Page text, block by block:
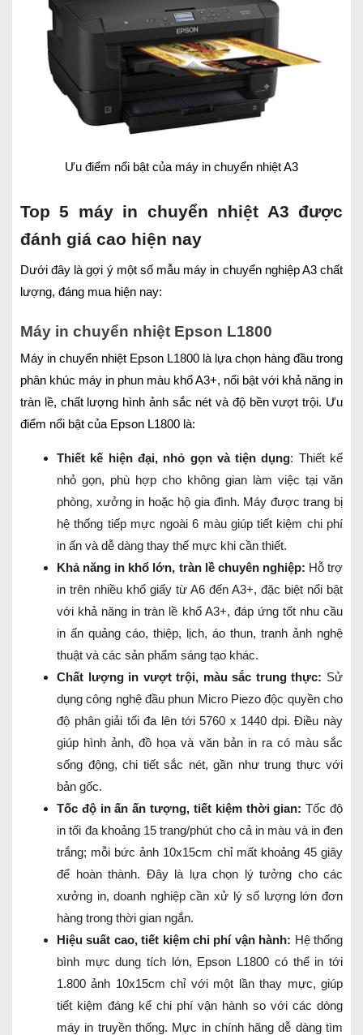
Ưu điểm nổi bật của máy in chuyển nhiệt A3
Top 5 máy in chuyển nhiệt A3 được
đánh giá cao hiện nay
Dưới đây là gợi ý một số mẫu máy in chuyển nghiệp A3 chất
lượng, đáng mua hiện nay:
Máy in chuyển nhiệt Epson L1800
Máy in chuyển nhiệt Epson L1800 là lựa chọn hàng đầu trong
phân khúc máy in phun màu khổ A3+, nổi bật với khả năng in
tràn lề, chất lượng hình ảnh sắc nét và độ bền vượt trội. Ưu
điểm nổi bật của Epson L1800 là:
Thiết kế hiện đại, nhỏ gọn và tiện dụng: Thiết kế
nhỏ gọn, phù hợp cho không gian làm việc tại văn
phòng, xưởng in hoặc hộ gia đình. Máy được trang bị
hệ thống tiếp mực ngoài 6 màu giúp tiết kiệm chi phí
in ấn và dễ dàng thay thế mực khi cần thiết.
Khả năng in khổ lớn, tràn lề chuyên nghiệp: Hỗ trợ
in trên nhiều khổ giấy từ A6 đến A3+, đặc biệt nổi bật
với khả năng in tràn lề khổ A3+, đáp ứng tốt nhu cầu
in ấn quảng cáo, thiệp, lịch, áo thun, tranh ảnh nghệ
thuật và các sản phẩm sáng tạo khác.
Chất lượng in vượt trội, màu sắc trung thực: Sử
dụng công nghệ đầu phun Micro Piezo độc quyền cho
độ phân giải tối đa lên tới 5760 x 1440 dpi. Điều này
giúp hình ảnh, đồ họa và văn bản in ra có màu sắc
sống động, chi tiết sắc nét, gần như trung thực với
bản gốc.
Tốc độ in ấn ấn tượng, tiết kiệm thời gian:Tốc độ
in tối đa khoảng 15 trang/phút cho cả in màu và in đen
trắng; mỗi bức ảnh 10x15cm chỉ mất khoảng 45 giây
để hoàn thành. Đây là lựa chọn lý tưởng cho các
xưởng in, doanh nghiệp cần xử lý số lượng lớn đơn
hàng trong thời gian ngắn.
Hiệu suất cao, tiết kiệm chi phí vận hành: Hệ thống
bình mực dung tích lớn, Epson L1800 có thể in tới
1.800 ảnh 10x15cm chỉ với một lần thay mực, giúp
tiết kiệm đáng kể chi phí vận hành so với các dòng
máy in truyền thống. Mực in chính hãng dễ dàng tìm